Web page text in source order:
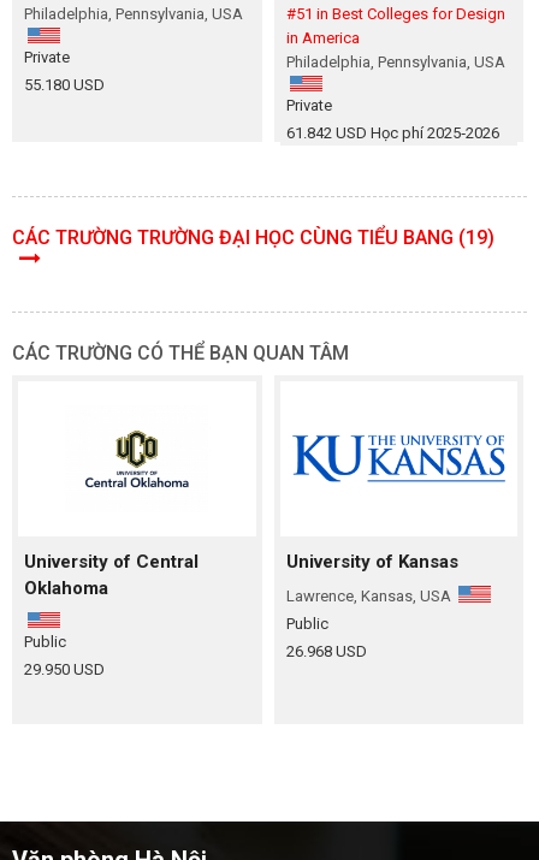
Philadelphia, Pennsylvania, USA
Private
55.180 USD
#51 in Best Colleges for Design
in America
Philadelphia, Pennsylvania, USA
Private
61.842 USD Học phí 2025‑2026
CÁC TRƯỜNG TRƯỜNG ĐẠI HỌC CÙNG TIỂU BANG (19)
CÁC TRƯỜNG CÓ THỂ BẠN QUAN TÂM
University of Central
Oklahoma
Public
29.950 USD
University of Kansas
Lawrence, Kansas, USA
Public
26.968 USD